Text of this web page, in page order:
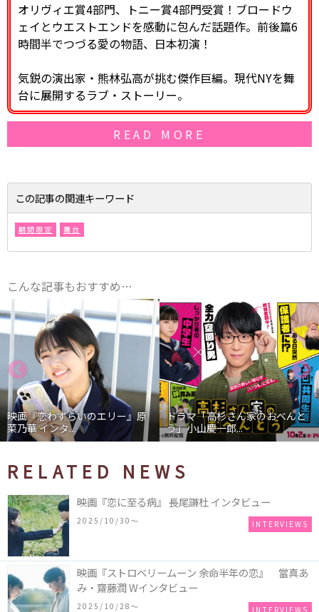
オリヴィエ賞4部門、トニー賞4部門受賞！ブロードウ
ェイとウエストエンドを感動に包んだ話題作。前後篇6
時間半でつづる愛の物語、日本初演！
気鋭の演出家・熊林弘高が挑む傑作巨編。現代NYを舞
台に展開するラブ・ストーリー。
READ MORE
この記事の関連キーワード
期間限定 舞台
こんな記事もおすすめ…
映画『恋わずらいのエリー』原
菜乃華 インタ...
ドラマ「高杉さん家のおべんと
う」小山慶一郎...
RELATED NEWS
映画『恋に至る病』 長尾謙杜 インタビュー
2025/10/30〜 INTERVIEWS
映画『ストロベリームーン 余命半年の恋』 當真あ
み・齋藤潤 Wインタビュー
2025/10/28〜 INTERVIEWS